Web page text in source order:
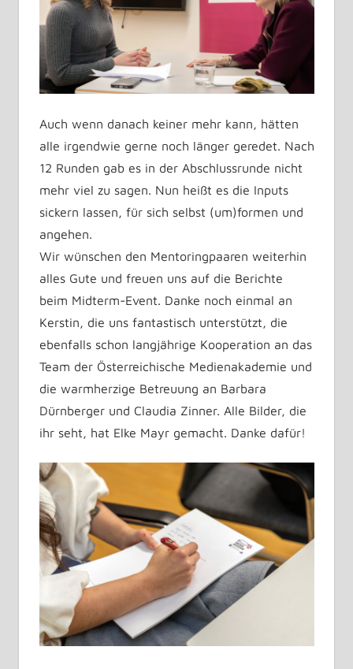
Auch wenn danach keiner mehr kann, hätten
alle irgendwie gerne noch länger geredet. Nach
12 Runden gab es in der Abschlussrunde nicht
mehr viel zu sagen. Nun heißt es die Inputs
sickern lassen, für sich selbst (um)formen und
angehen.
Wir wünschen den Mentoringpaaren weiterhin
alles Gute und freuen uns auf die Berichte
beim Midterm-Event. Danke noch einmal an
Kerstin, die uns fantastisch unterstützt, die
ebenfalls schon langjährige Kooperation an das
Team der Österreichische Medienakademie und
die warmherzige Betreuung an Barbara
Dürnberger und Claudia Zinner. Alle Bilder, die
ihr seht, hat Elke Mayr gemacht. Danke dafür!